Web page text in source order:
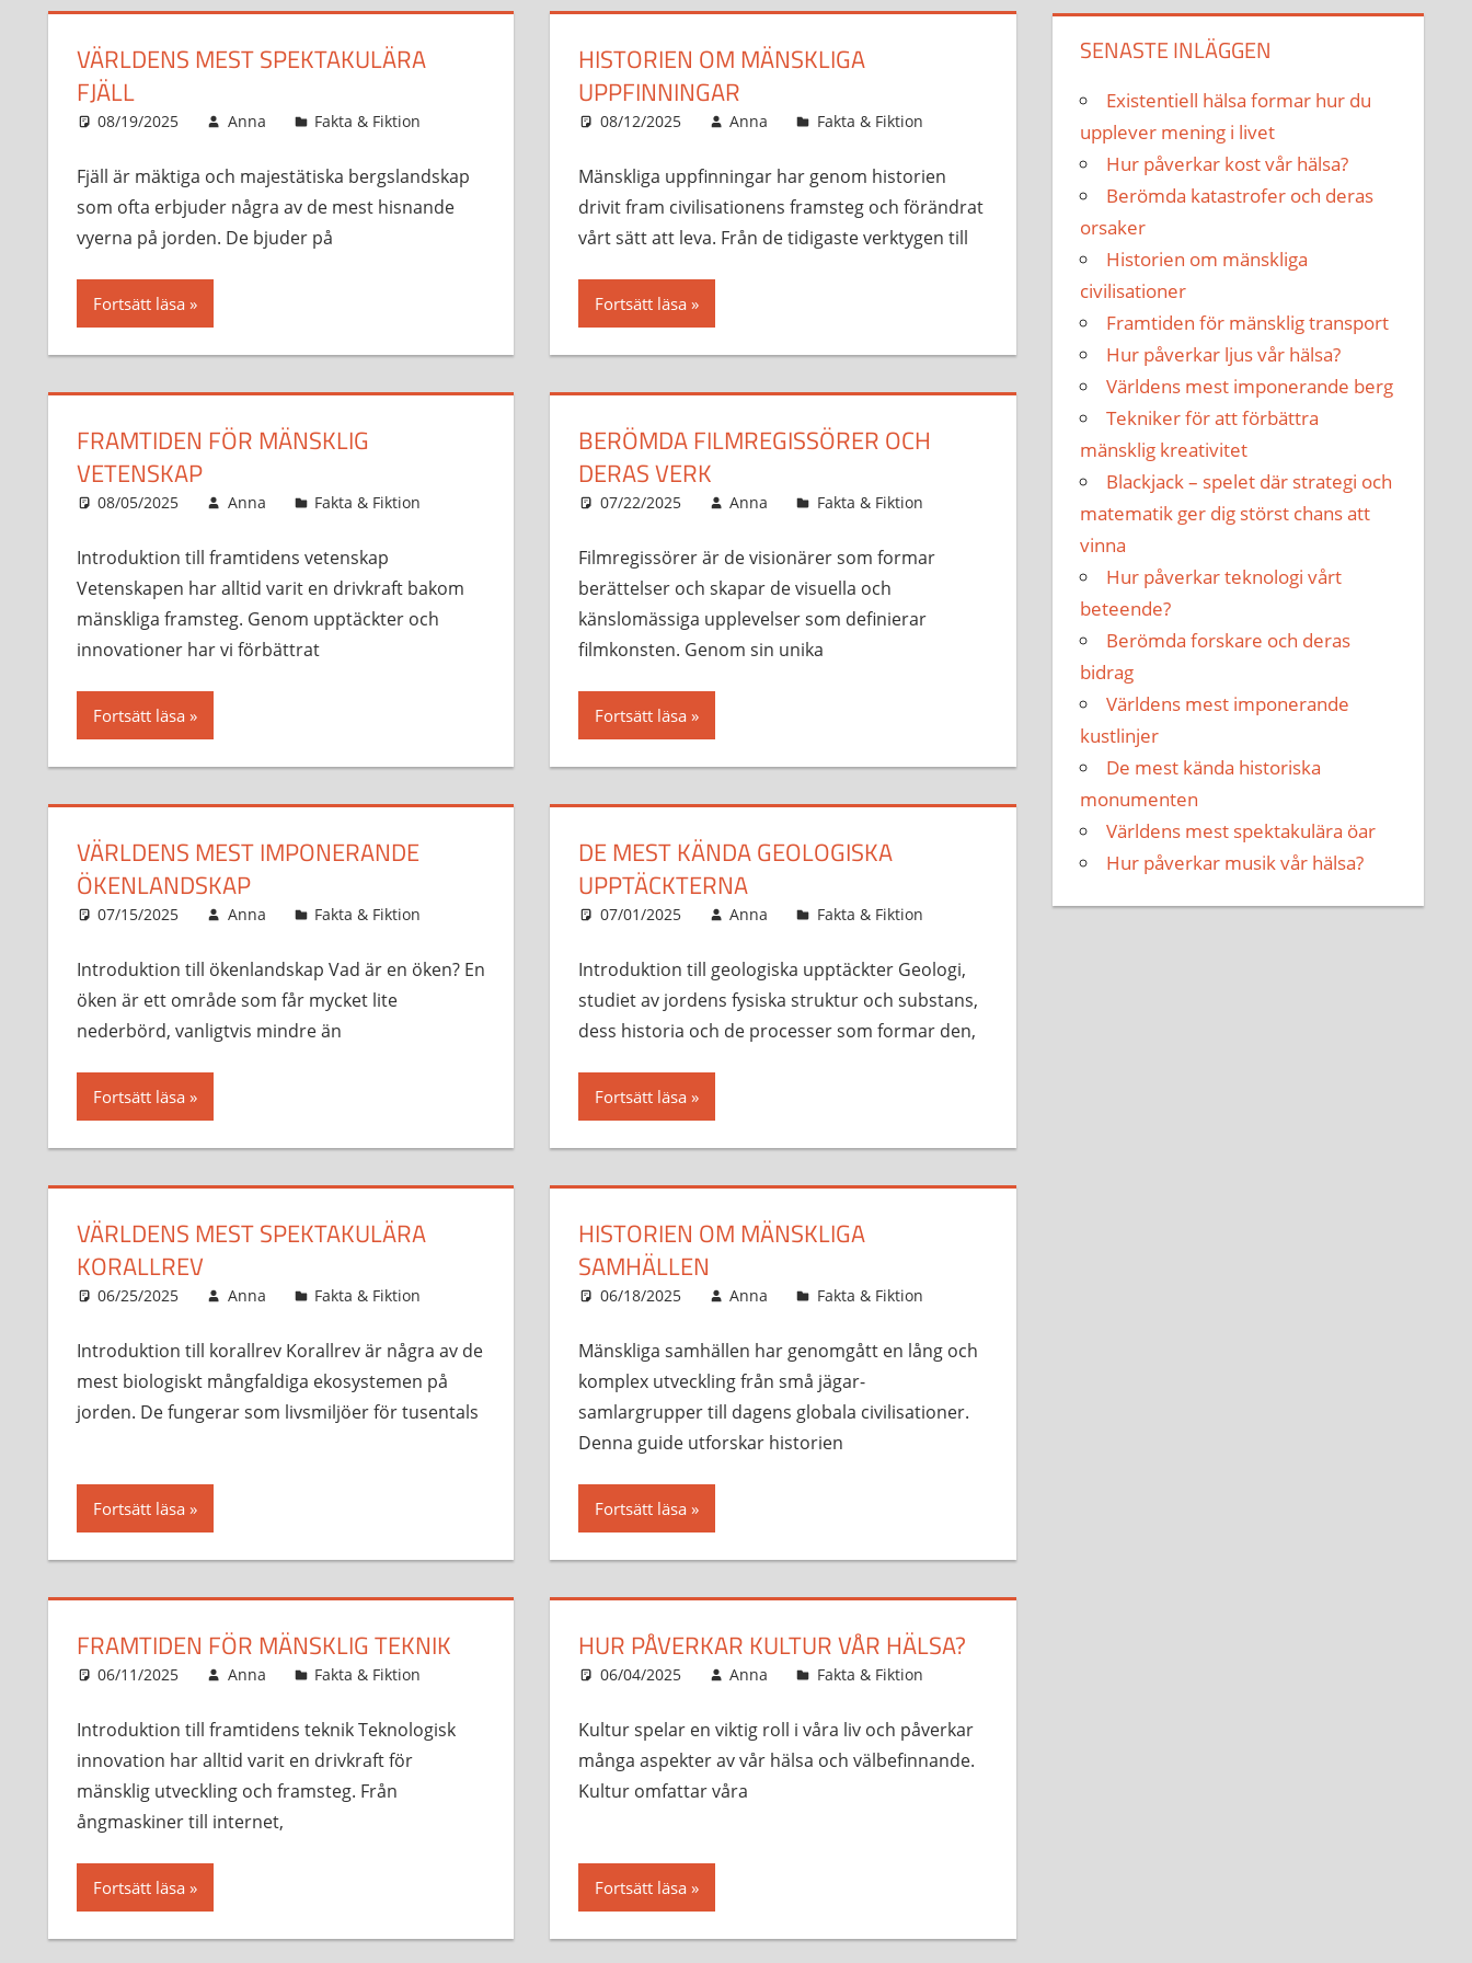
VÄRLDENS MEST SPEKTAKULÄRA
FJÄLL
08/19/2025 Anna Fakta & Fiktion
Fjäll är mäktiga och majestätiska bergslandskap
som ofta erbjuder några av de mest hisnande
vyerna på jorden. De bjuder på
Fortsätt läsa
HISTORIEN OM MÄNSKLIGA
UPPFINNINGAR
08/12/2025 Anna Fakta & Fiktion
Mänskliga uppfinningar har genom historien
drivit fram civilisationens framsteg och förändrat
vårt sätt att leva. Från de tidigaste verktygen till
Fortsätt läsa
FRAMTIDEN FÖR MÄNSKLIG
VETENSKAP
08/05/2025 Anna Fakta & Fiktion
Introduktion till framtidens vetenskap
Vetenskapen har alltid varit en drivkraft bakom
mänskliga framsteg. Genom upptäckter och
innovationer har vi förbättrat
Fortsätt läsa
BERÖMDA FILMREGISSÖRER OCH
DERAS VERK
07/22/2025 Anna Fakta & Fiktion
Filmregissörer är de visionärer som formar
berättelser och skapar de visuella och
känslomässiga upplevelser som definierar
filmkonsten. Genom sin unika
Fortsätt läsa
VÄRLDENS MEST IMPONERANDE
ÖKENLANDSKAP
07/15/2025 Anna Fakta & Fiktion
Introduktion till ökenlandskap Vad är en öken? En
öken är ett område som får mycket lite
nederbörd, vanligtvis mindre än
Fortsätt läsa
DE MEST KÄNDA GEOLOGISKA
UPPTÄCKTERNA
07/01/2025 Anna Fakta & Fiktion
Introduktion till geologiska upptäckter Geologi,
studiet av jordens fysiska struktur och substans,
dess historia och de processer som formar den,
Fortsätt läsa
VÄRLDENS MEST SPEKTAKULÄRA
KORALLREV
06/25/2025 Anna Fakta & Fiktion
Introduktion till korallrev Korallrev är några av de
mest biologiskt mångfaldiga ekosystemen på
jorden. De fungerar som livsmiljöer för tusentals
Fortsätt läsa
HISTORIEN OM MÄNSKLIGA
SAMHÄLLEN
06/18/2025 Anna Fakta & Fiktion
Mänskliga samhällen har genomgått en lång och
komplex utveckling från små jägar-
samlargrupper till dagens globala civilisationer.
Denna guide utforskar historien
Fortsätt läsa
FRAMTIDEN FÖR MÄNSKLIG TEKNIK
06/11/2025 Anna Fakta & Fiktion
Introduktion till framtidens teknik Teknologisk
innovation har alltid varit en drivkraft för
mänsklig utveckling och framsteg. Från
ångmaskiner till internet,
Fortsätt läsa
HUR PÅVERKAR KULTUR VÅR HÄLSA?
06/04/2025 Anna Fakta & Fiktion
Kultur spelar en viktig roll i våra liv och påverkar
många aspekter av vår hälsa och välbefinnande.
Kultur omfattar våra
Fortsätt läsa
SENASTE INLÄGGEN
Existentiell hälsa formar hur du
upplever mening i livet
Hur påverkar kost vår hälsa?
Berömda katastrofer och deras
orsaker
Historien om mänskliga
civilisationer
Framtiden för mänsklig transport
Hur påverkar ljus vår hälsa?
Världens mest imponerande berg
Tekniker för att förbättra
mänsklig kreativitet
Blackjack – spelet där strategi och
matematik ger dig störst chans att
vinna
Hur påverkar teknologi vårt
beteende?
Berömda forskare och deras
bidrag
Världens mest imponerande
kustlinjer
De mest kända historiska
monumenten
Världens mest spektakulära öar
Hur påverkar musik vår hälsa?